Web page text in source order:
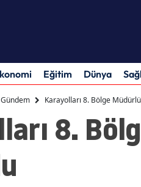
Eğitim Dünya
Gündem Karayolları 8. Bölge
8.